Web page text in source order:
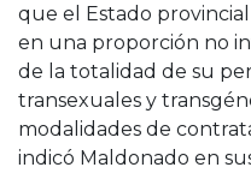
que el Estado
en una proporción no
de la totalidad de su
transexuales y
modalidades de
indicó Maldonado en